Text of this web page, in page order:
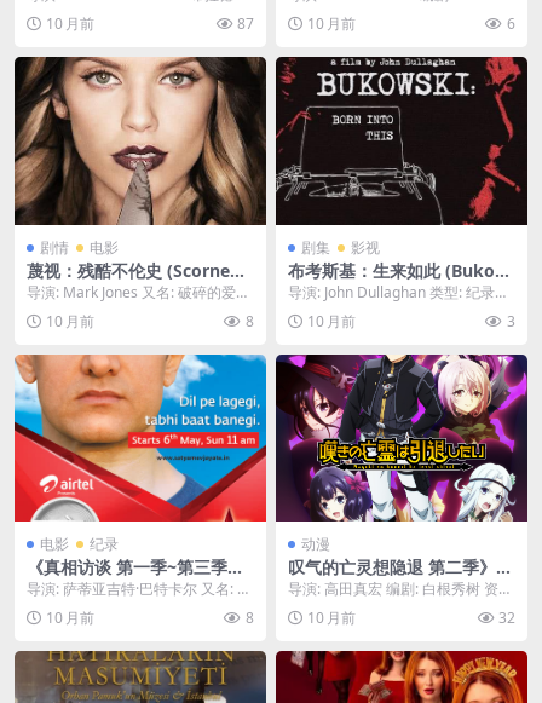
盘/百度网盘免费下载｜ US
尔查克 / David F...
10 月前 87
盘/百度网盘免费下载年轻、纹
身、叛逆的驯马师塔巴莎，在
边为一群误入歧途的青少年提
供庇护，一边与经济上的不稳
定和未解的悲痛作斗争。
ecroft 资源下载...
10 月前 6
剧情 电影
蔑视：残酷不伦史 (Scorned)
– 2013 – 惊悚/犯罪 – 夸克网
盘免费下载🔪一个女人发现男
友与自己最好的朋友有染后，
磨的残酷复仇。🔪｜ US
导演: Mark Jones 又名: 破碎的爱情
资源下载：蔑视：残酷不伦史下
载...10 月前 8
剧集 影视
布考斯基：生来如此 (Bukow
ski: Born into This) – 2003 –
纪录片/传记 – 夸克网盘/百度
网盘免费下载✍️深入探究美国
基的生活、创作与不羁人生，
一部充满原始力量的纪录片。
✍️｜ US
导演: John Dullaghan 类型: 纪录片
/ 传记 制片国家/地区:...
10 月前 3
电影 纪录
《真相访谈 第一季~第三季》
百度云网盘夸克下载.阿里云
盘.中字.(2012)
导演: 萨蒂亚吉特·巴特卡尔 又名: 真
理战胜一切 / Truth Alone ...
10 月前 8
动漫
叹气的亡灵想隐退 第二季》百
度云网盘夸克下载.阿里云盘.
中字.(2025)
导演: 高田真宏 编剧: 白根秀树 资源
下载：叹气的亡灵想隐退 第二季下
载阿里云...
10 月前 32